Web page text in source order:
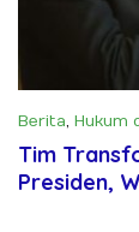
Berita, Hukum
Tim
Presiden,